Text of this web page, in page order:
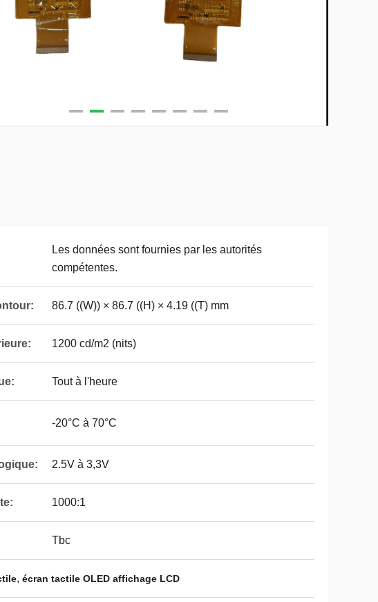
Les données sont fournies par les autorités
compétentes.
86.7 ((W)) × 86.7 ((H) × 4.19 ((T) mm
1200 cd/m2 (nits)
Tout à l'heure
-20°C à 70°C
2.5V à 3,3V
1000:1
Tbc
, écran tactile OLED affichage LCD